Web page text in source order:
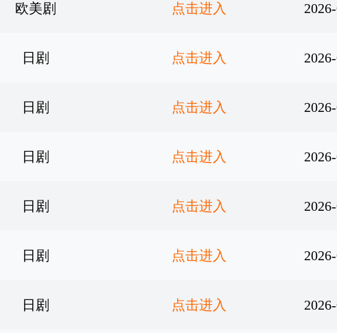
欧美剧 点击进入
日剧 点击进入
日剧 点击进入
日剧 点击进入
日剧 点击进入
日剧 点击进入
日剧 点击进入